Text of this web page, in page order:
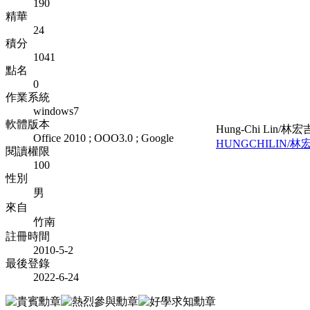
190
精華
24
積分
1041
點名
0
作業系統
windows7
軟體版本
Office 2010 ; OOO3.0 ; Google
閱讀權限
100
性別
男
來自
竹南
註冊時間
2010-5-2
最後登錄
2022-6-24
Hung-Chi Lin/林宏
HUNGCHILIN/林